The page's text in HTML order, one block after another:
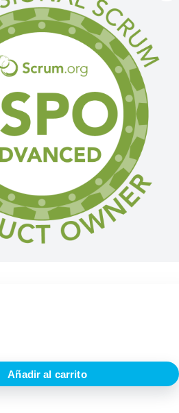
Añadir al carrito